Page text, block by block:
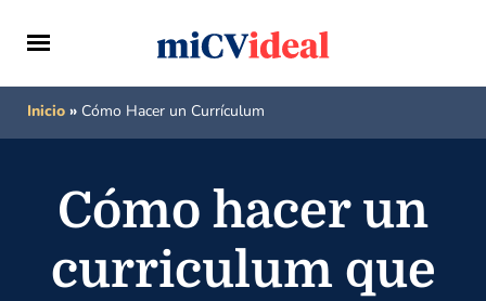
Inicio » Cómo Hacer un Currículum
Cómo hacer un
curriculum que